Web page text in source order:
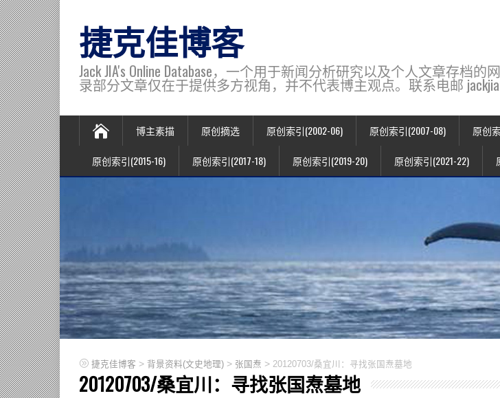
捷克佳博客
Jack JIA's Online Database，一个用于新闻分析研究以及个人文章存档
录部分文章仅在于提供多方视角，并不代表博主观点。联系电邮
博主素描 原创摘选 原创索引(2002-06) 原创索引(2007-08) 原创
原创索引(2015-16) 原创索引(2017-18) 原创索引(2019-20) 原创索引(2021-22)
捷克佳博客 > 背景资料(文史地理) > 张国焘 > 20120703/桑宜川：寻找张国焘墓地
20120703/桑宜川：寻找张国焘墓地